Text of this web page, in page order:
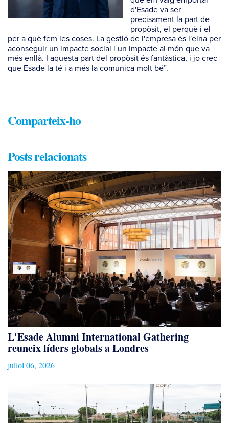
d'Esade va ser
precisament la part de
propòsit, el perquè i el
per a què fem les coses. La gestió de l'empresa és l'eina per
aconseguir un impacte social i un impacte al món que va
més enllà. I aquesta part del propòsit és fantàstica, i jo crec
que Esade la té i a més la comunica molt bé”.
Comparteix-ho
Posts relacionats
L'Esade Alumni International Gathering
reuneix líders globals a Londres
juliol 06, 2026